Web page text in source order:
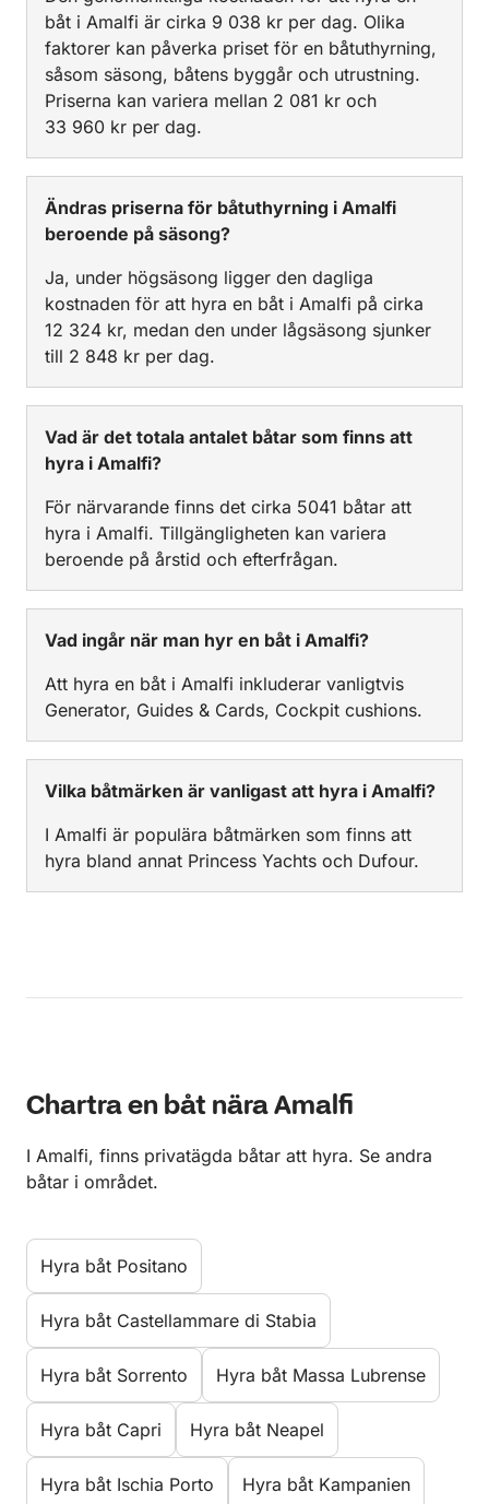
båt i Amalfi är cirka 9 038 kr per dag. Olika
faktorer kan påverka priset för en båtuthyrning,
såsom säsong, båtens byggår och utrustning.
Priserna kan variera mellan 2 081 kr och
33 960 kr per dag.
Ändras priserna för båtuthyrning i Amalfi
beroende på säsong?
Ja, under högsäsong ligger den dagliga
kostnaden för att hyra en båt i Amalfi på cirka
12 324 kr, medan den under lågsäsong sjunker
till 2 848 kr per dag.
Vad är det totala antalet båtar som finns att
hyra i Amalfi?
För närvarande finns det cirka 5041 båtar att
hyra i Amalfi. Tillgängligheten kan variera
beroende på årstid och efterfrågan.
Vad ingår när man hyr en båt i Amalfi?
Att hyra en båt i Amalfi inkluderar vanligtvis
Generator, Guides & Cards, Cockpit cushions.
Vilka båtmärken är vanligast att hyra i Amalfi?
I Amalfi är populära båtmärken som finns att
hyra bland annat Princess Yachts och Dufour.
Chartra en båt nära Amalfi
I Amalfi, finns privatägda båtar att hyra. Se andra
båtar i området.
Hyra båt Positano
Hyra båt Castellammare di Stabia
Hyra båt Sorrento Hyra båt Massa Lubrense
Hyra båt Capri Hyra båt Neapel
Hyra båt Ischia Porto Hyra båt Kampanien